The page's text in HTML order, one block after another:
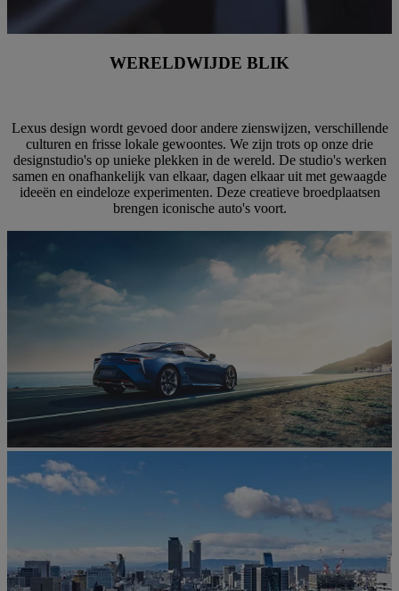
WERELDWIJDE BLIK
Lexus design wordt gevoed door andere zienswijzen, verschillende
culturen en frisse lokale gewoontes. We zijn trots op onze drie
designstudio's op unieke plekken in de wereld. De studio's werken
samen en onafhankelijk van elkaar, dagen elkaar uit met gewaagde
ideeën en eindeloze experimenten. Deze creatieve broedplaatsen
brengen iconische auto's voort.